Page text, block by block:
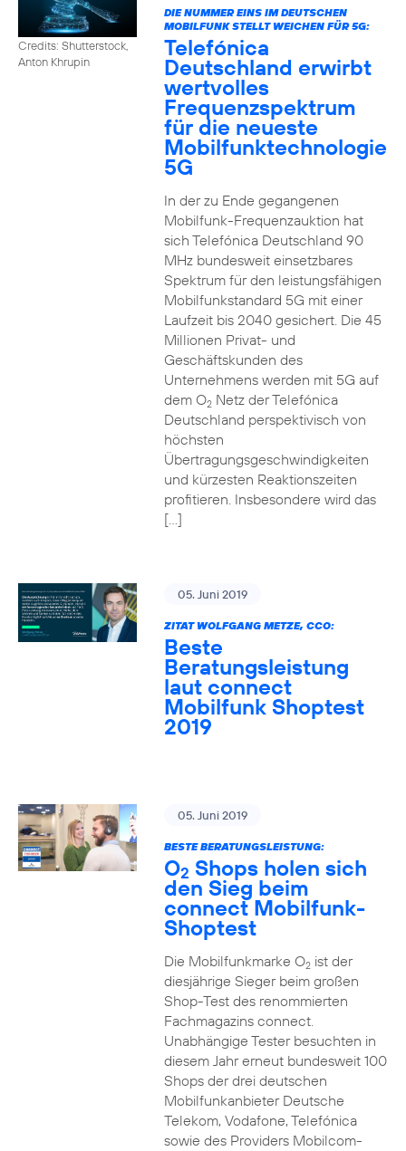
Credits: Shutterstock,
Anton Khrupin
DIE NUMMER EINS IM DEUTSCHEN
MOBILFUNK STELLT WEICHEN FÜR 5G:
Telefónica
Deutschland erwirbt
wertvolles
Frequenzspektrum
für die neueste
Mobilfunktechnologie
5G
In der zu Ende gegangenen
Mobilfunk-Frequenzauktion hat
sich Telefónica Deutschland 90
MHz bundesweit einsetzbares
Spektrum für den leistungsfähigen
Mobilfunkstandard 5G mit einer
Laufzeit bis 2040 gesichert. Die 45
Millionen Privat- und
Geschäftskunden des
Unternehmens werden mit 5G auf
dem O2Netz der Telefónica
Deutschland perspektivisch von
höchsten
Übertragungsgeschwindigkeiten
und kürzesten Reaktionszeiten
profitieren. Insbesondere wird das
[…]
05. Juni 2019
ZITAT WOLFGANG METZE, CCO:
Beste
Beratungsleistung
laut connect
Mobilfunk Shoptest
2019
05. Juni 2019
BESTE BERATUNGSLEISTUNG:
O2 Shops holen sich
den Sieg beim
connect Mobilfunk-
Shoptest
Die Mobilfunkmarke O2ist der
diesjährige Sieger beim großen
Shop-Test des renommierten
Fachmagazins connect.
Unabhängige Tester besuchten in
diesem Jahr erneut bundesweit 100
Shops der drei deutschen
Mobilfunkanbieter Deutsche
Telekom, Vodafone, Telefónica
sowie des Providers Mobilcom-